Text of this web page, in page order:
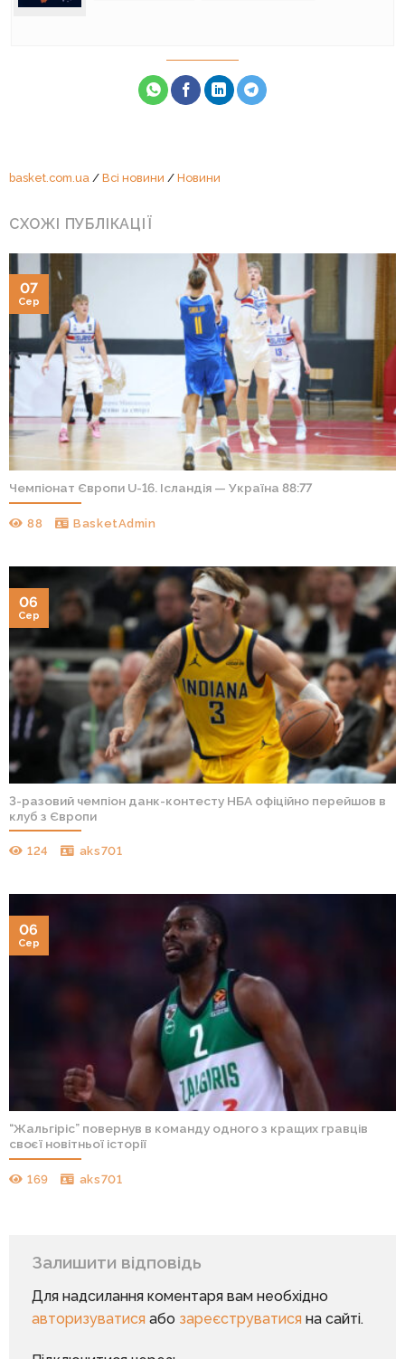
basket.com.ua / Всі новини / Новини
СХОЖІ ПУБЛІКАЦІЇ
Чемпіонат Європи U-16. Ісландія — Україна 88:77
88 BasketAdmin
07
Сер
3-разовий чемпіон данк-контесту НБА офіційно перейшов в
клуб з Європи
124 aks701
06
Сер
“Жальгіріс” повернув в команду одного з кращих гравців
своєї новітньої історії
169 aks701
06
Сер
Залишити відповідь
Для надсилання коментаря вам необхідно
авторизуватисяабо зареєструватисяна сайті.